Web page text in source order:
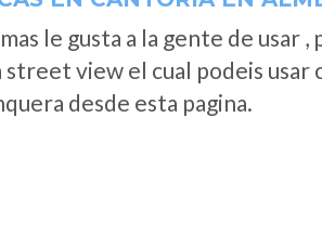
le gusta a la gente de usar ,
view el cual podeis usar
desde esta pagina.